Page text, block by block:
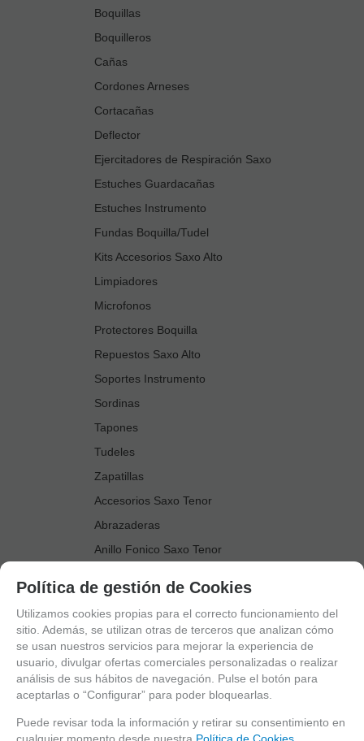
Boquillas
Boquilleros
Cañas
Cordones Arneses
Cortacañas
Deflector
Ejercitadores de Respiración Saxo
Estuches Guardacañas
Estuches Instrumento
Fundas Boquilla/Tudel
Kits Accesorios Saxo Alto
Limpiadores
Microfonos
Protectores Boquilla
Repuestos Saxo Alto
Soportes Instrumento
Sordinas
Tapones
Tudeles
Zapatillas
Accesorios Saxo Tenor
Abrazaderas
Anillo Fonico Saxo Tenor
Boquillas
Boquilleros
Cañas
Cortacañas
Deflector Saxo Tenor
Política de gestión de Cookies
Utilizamos cookies propias para el correcto funcionamiento del
sitio. Además, se utilizan otras de terceros que analizan cómo
se usan nuestros servicios para mejorar la experiencia de
usuario, divulgar ofertas comerciales personalizadas o realizar
análisis de sus hábitos de navegación. Pulse el botón para
aceptarlas o “Configurar” para poder bloquearlas.
Puede revisar toda la información y retirar su consentimiento en